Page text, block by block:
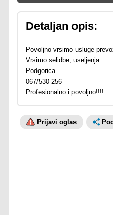
Detaljan opis:
Povoljno vrsimo usluge
Vrsimo selidbe, useljenja...
Podgorica
067/530-256
Profesionalno i povoljno!!!!
Prijavi oglas